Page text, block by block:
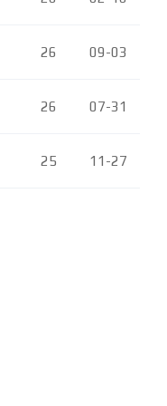
26 09-03
26 07-31
25 11-27